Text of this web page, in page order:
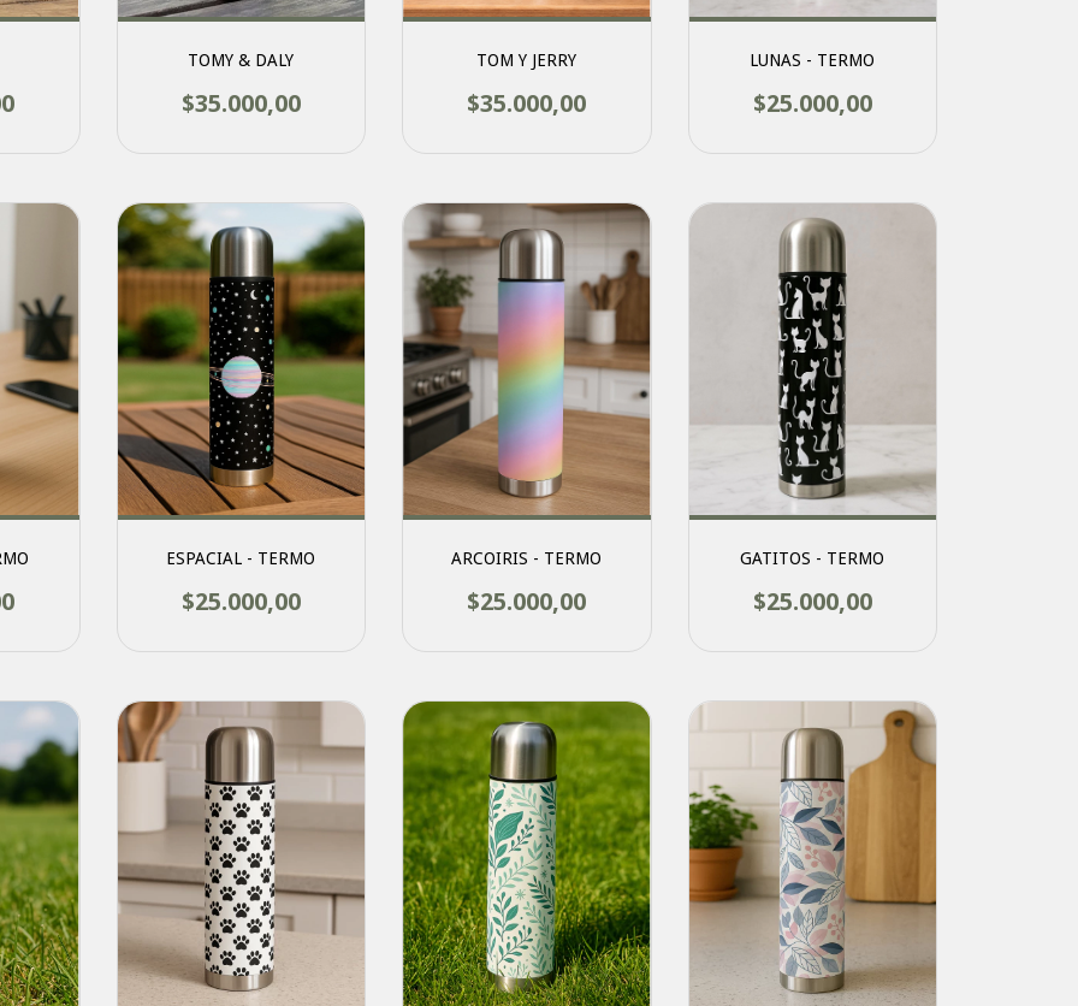
TOMY & DALY
$35.000,00
TOM Y JERRY
$35.000,00
LUNAS - TERMO
$25.000,00
ESPACIAL - TERMO
$25.000,00
ARCOIRIS - TERMO
$25.000,00
GATITOS - TERMO
$25.000,00